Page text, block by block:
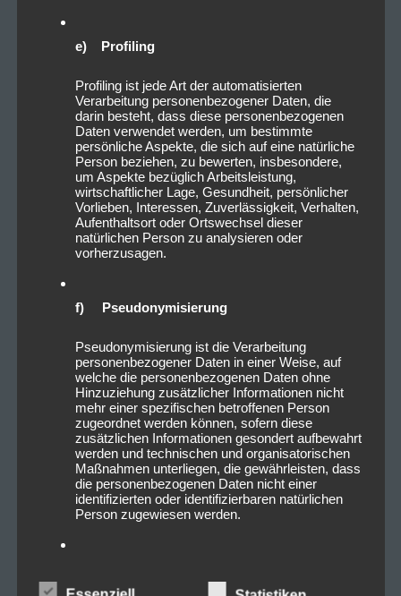
e) Profiling
Profiling ist jede Art der automatisierten
Verarbeitung personenbezogener Daten, die
darin besteht, dass diese personenbezogenen
Daten verwendet werden, um bestimmte
persönliche Aspekte, die sich auf eine natürliche
Person beziehen, zu bewerten, insbesondere,
um Aspekte bezüglich Arbeitsleistung,
wirtschaftlicher Lage, Gesundheit, persönlicher
Vorlieben, Interessen, Zuverlässigkeit, Verhalten,
Aufenthaltsort oder Ortswechsel dieser
natürlichen Person zu analysieren oder
vorherzusagen.
f) Pseudonymisierung
Pseudonymisierung ist die Verarbeitung
personenbezogener Daten in einer Weise, auf
welche die personenbezogenen Daten ohne
Hinzuziehung zusätzlicher Informationen nicht
mehr einer spezifischen betroffenen Person
zugeordnet werden können, sofern diese
zusätzlichen Informationen gesondert aufbewahrt
werden und technischen und organisatorischen
Maßnahmen unterliegen, die gewährleisten, dass
die personenbezogenen Daten nicht einer
identifizierten oder identifizierbaren natürlichen
Person zugewiesen werden.
Verarbeitung Verantwortlicher